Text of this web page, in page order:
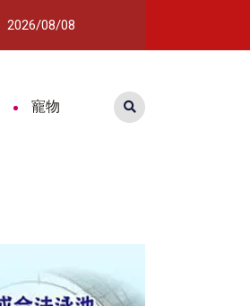
詐團收水手面交秒落網 手機藏大量對
2026/08/08
寵物